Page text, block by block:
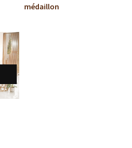
médaillon